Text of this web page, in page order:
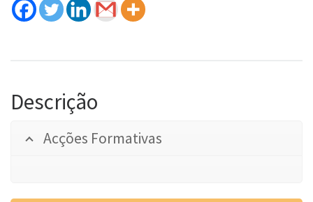
Descrição
Acções Formativas